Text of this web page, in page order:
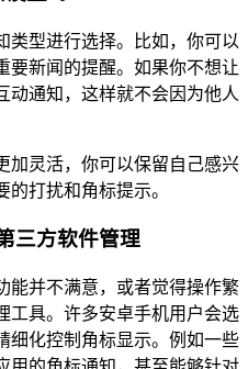
类型进行选择。比如，你可以
要新闻的提醒。如果你不想让
动通知，这样就不会因为他人
加灵活，你可以保留自己感兴
打扰和角标提示。
三方软件管理
能并不满意，或者觉得操作繁
工具。许多安卓手机用户会选
细化控制角标显示。例如一些